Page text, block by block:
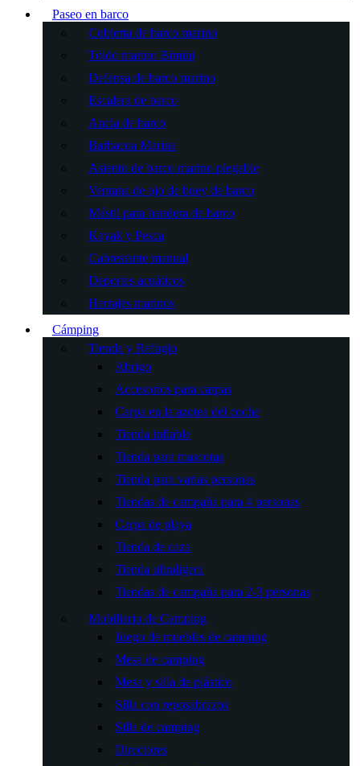
Paseo en barco
Cubierta de barco marino
Toldo marino Bimini
Defensa de barco marino
Escalera de barco
Ancla de barco
Barbacoa Marina
Asiento de barco marino plegable
Ventana de ojo de buey de barco
Mástil para bandera de barco
Kayak y Pesca
Cabrestante manual
Deportes acuáticos
Herrajes marinos
Cámping
Tienda y Refugio
Abrigo
Accesorios para carpas
Carpa en la azotea del coche
Tienda inflable
Tienda para mascotas
Tienda para varias personas
Tiendas de campaña para 4 personas
Carpa de playa
Tienda de caza
Tienda ultraligera
Tiendas de campaña para 2-3 personas
Mobiliario de Camping
Juego de muebles de camping
Mesa de camping
Mesa y silla de plástico
Silla con reposabrazos
Silla de camping
Directores